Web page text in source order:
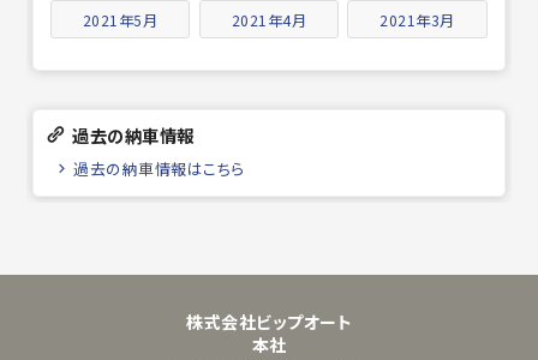
2021年5月 2021年4月 2021年3月
過去の納車情報
過去の納車情報はこちら
株式会社ビップオート
本社